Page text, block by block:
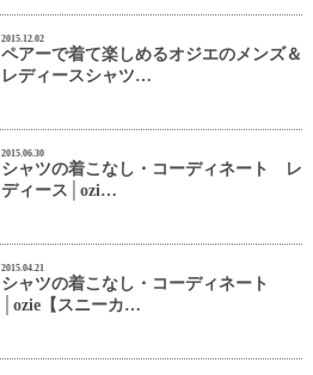
2015.12.02
ペアーで着て楽しめるオジエのメンズ＆
レディースシャツ…
2015.06.30
シャツの着こなし・コーディネート レ
ディース│ozi…
2015.04.21
シャツの着こなし・コーディネート
│ozie【スニーカ…